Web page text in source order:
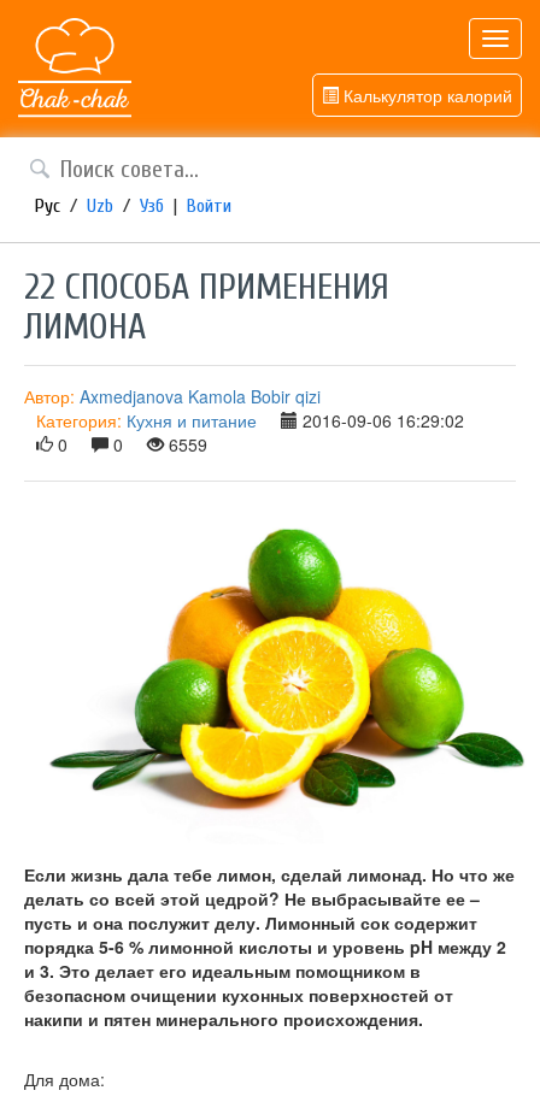
Калькулятор калорий
Рус / Uzb / Узб | Войти
22 СПОСОБА ПРИМЕНЕНИЯ
ЛИМОНА
Автор: Axmedjanova Kamola Bobir qizi
Категория: Кухня и питание
2016-09-06 16:29:02
0
0 6559
Если жизнь дала тебе лимон, сделай лимонад. Но что же
делать со всей этой цедрой? Не выбрасывайте ее –
пусть и она послужит делу. Лимонный сок содержит
порядка 5-6 % лимонной кислоты и уровень pH между 2
и 3. Это делает его идеальным помощником в
безопасном очищении кухонных поверхностей от
накипи и пятен минерального происхождения.
Для дома: